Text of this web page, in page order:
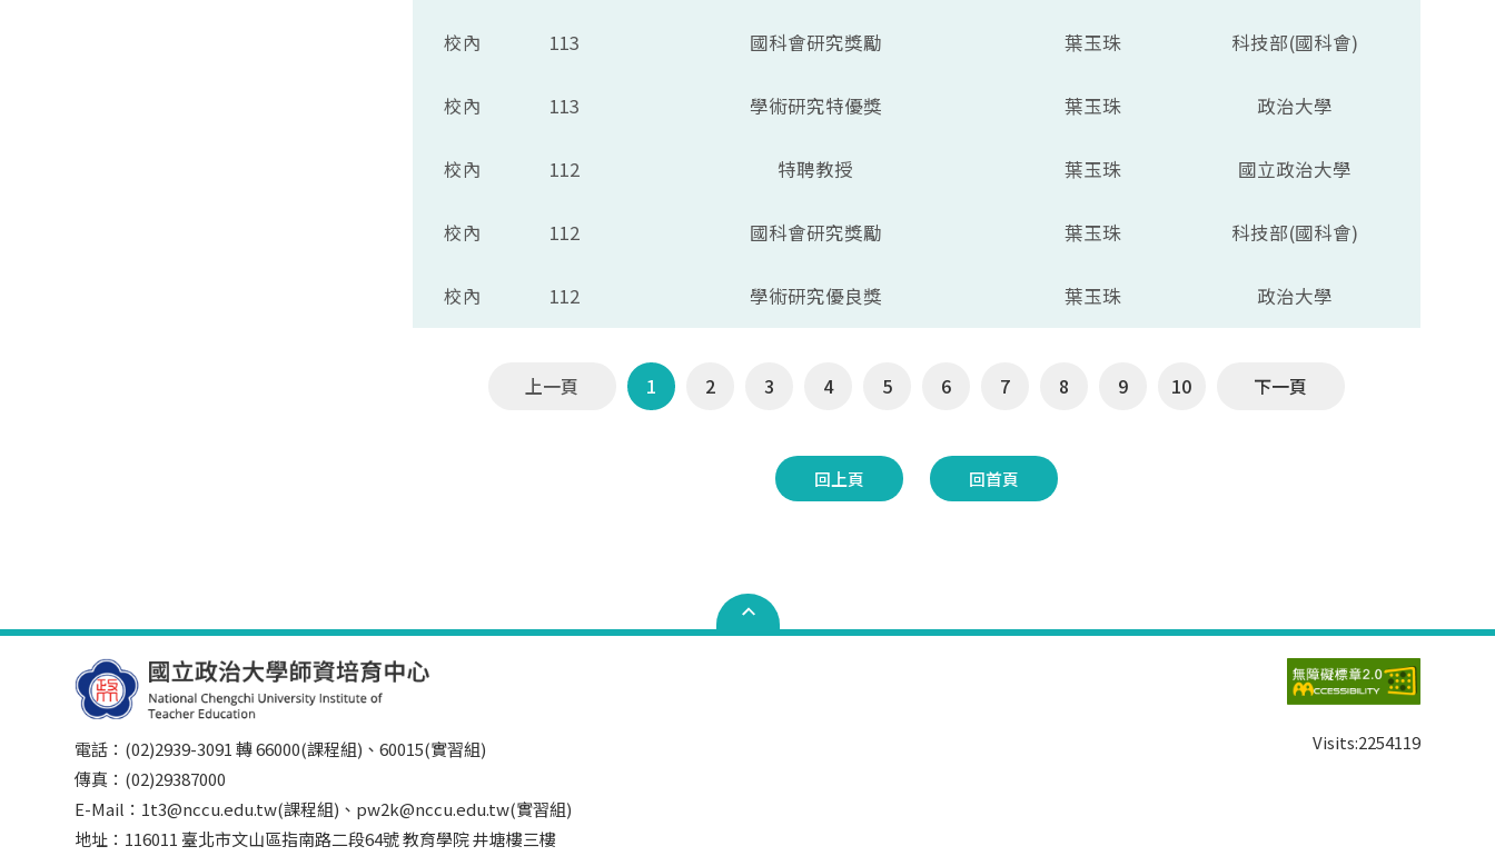
校內 113 國科會研究獎勵 葉玉珠 科技部(國科會)
校內 113 學術研究特優獎 葉玉珠 政治大學
校內 112 特聘教授 葉玉珠 國立政治大學
校內 112 國科會研究獎勵 葉玉珠 科技部(國科會)
校內 112 學術研究優良獎 葉玉珠 政治大學
上一頁 1 2 3 4 5 6 7 8 9 10 下一頁
回上頁 回首頁
電話：(02)2939-3091 轉 66000(課程組)、60015(實習組)
傳真：(02)29387000
E-Mail：1t3@nccu.edu.tw(課程組)、pw2k@nccu.edu.tw(實習組)
地址：116011 臺北市文山區指南路二段64號 教育學院 井塘樓三樓
Visits:2254119